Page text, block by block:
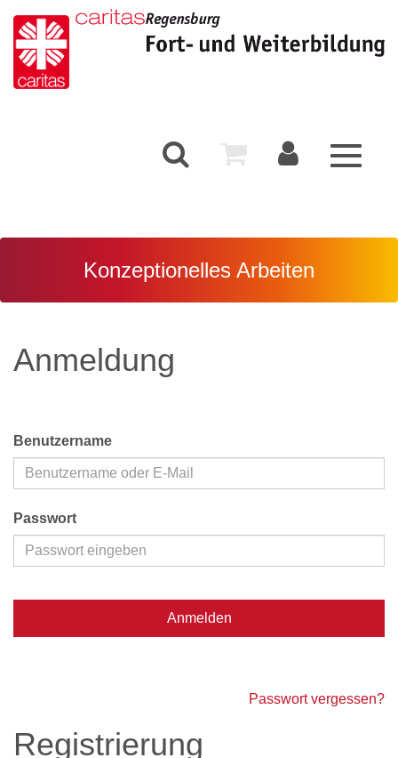
Toggle
Konzeptionelles Arbeiten
Anmeldung
Benutzername
Passwort
Anmelden
Passwort vergessen?
Registrierung